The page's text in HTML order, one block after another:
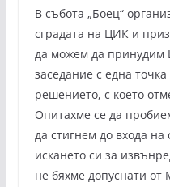
В събота „Боец“
сградата на ЦИК и
да можем да принудим
заседание с една
решението, с което
Опитахме се да
да стигнем до входа на
искането си за
не бяхме допуснати